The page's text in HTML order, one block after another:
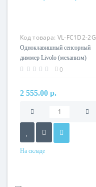
Код товара: VL-FC1D2-2G
Одноклавишный сенсорный
диммер Livolo (механизм)
0
2 555.00 р.
На складе